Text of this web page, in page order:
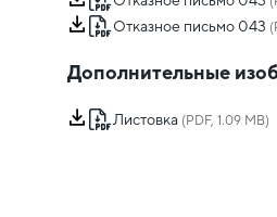
Отказное письмо 043
Дополнительные
Листовка (PDF, 1.09 MB)